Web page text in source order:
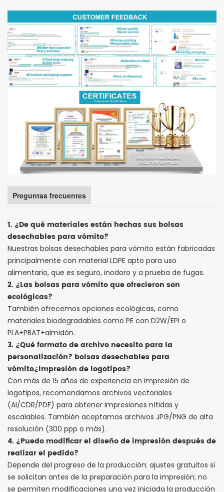
Preguntas frecuentes
1. ¿De qué materiales están hechas sus bolsas
desechables para vómito?
Nuestras bolsas desechables para vómito están fabricadas
principalmente con material LDPE apto para uso
alimentario, que es seguro, inodoro y a prueba de fugas.
2. ¿Las bolsas para vómito que ofrecieron son
ecológicas?
También ofrecemos opciones ecológicas, como
materiales biodegradables como PE con D2W/EPI o
PLA+PBAT+almidón.
3. ¿Qué formato de archivo necesito para la
personalización? bolsas desechables para
vómito¿Impresión de logotipos?
Con más de 15 años de experiencia en impresión de
logotipos, recomendamos archivos vectoriales
(AI/CDR/PDF) para obtener impresiones nítidas y
escalables. También aceptamos archivos JPG/PNG de alta
resolución (300 ppp o más).
4. ¿Puedo modificar el diseño de impresión después de
realizar el pedido?
Depende del progreso de la producción: ajustes gratuitos si
se solicitan antes de la preparación para la impresión; no
se permiten modificaciones una vez iniciada la producción